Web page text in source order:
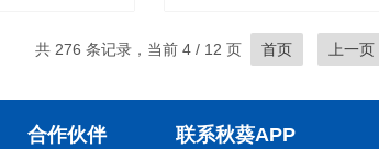
共 276 条记录，当前 4 / 12 页 首页 上一页
合作伙伴
联系秋葵APP